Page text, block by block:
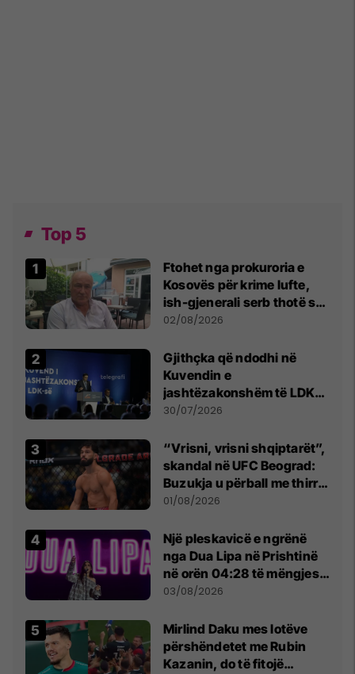
Top 5
Ftohet nga prokuroria e
Kosovës për krime lufte,
ish-gjenerali serb thotë se
dikush e tradhtoi në
02/08/2026
Gjithçka që ndodhi në
Kuvendin e
jashtëzakonshëm të LDK-
së
30/07/2026
“Vrisni, vrisni shqiptarët”,
skandal në UFC Beograd:
Buzukja u përball me thirrje
anti-shqiptare nga
01/08/2026
Një pleskavicë e ngrënë
nga Dua Lipa në Prishtinë
në orën 04:28 të mëngjesit
- dhe bota digjitale serbe
03/08/2026
Mirlind Daku mes lotëve
përshëndetet me Rubin
Kazanin, do të fitojë